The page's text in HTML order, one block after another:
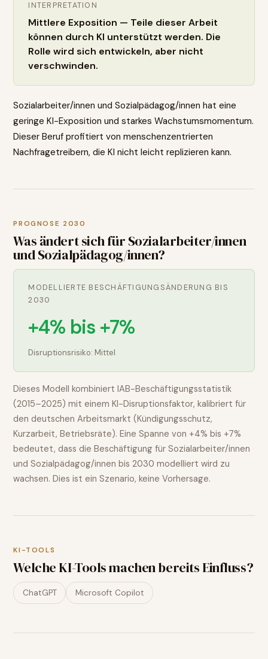
INTERPRETATION
Mittlere Exposition — Teile dieser Arbeit
können durch KI unterstützt werden. Die
Rolle wird sich entwickeln, aber nicht
verschwinden.
Sozialarbeiter/innen und Sozialpädagog/innen hat eine
geringe KI-Exposition und starkes Wachstumsmomentum.
Dieser Beruf profitiert von menschenzentrierten
Nachfragetreibern, die KI nicht leicht replizieren kann.
PROGNOSE 2030
Was ändert sich für Sozialarbeiter/innen
und Sozialpädagog/innen?
MODELLIERTE BESCHÄFTIGUNGSÄNDERUNG BIS
2030
+4% bis +7%
Disruptionsrisiko: Mittel
Dieses Modell kombiniert IAB-Beschäftigungsstatistik
(2015–2025) mit einem KI-Disruptionsfaktor, kalibriert für
den deutschen Arbeitsmarkt (Kündigungsschutz,
Kurzarbeit, Betriebsräte). Eine Spanne von +4% bis +7%
bedeutet, dass die Beschäftigung für Sozialarbeiter/innen
und Sozialpädagog/innen bis 2030 modelliert wird zu
wachsen. Dies ist ein Szenario, keine Vorhersage.
KI-TOOLS
Welche KI-Tools machen bereits Einfluss?
ChatGPT Microsoft Copilot